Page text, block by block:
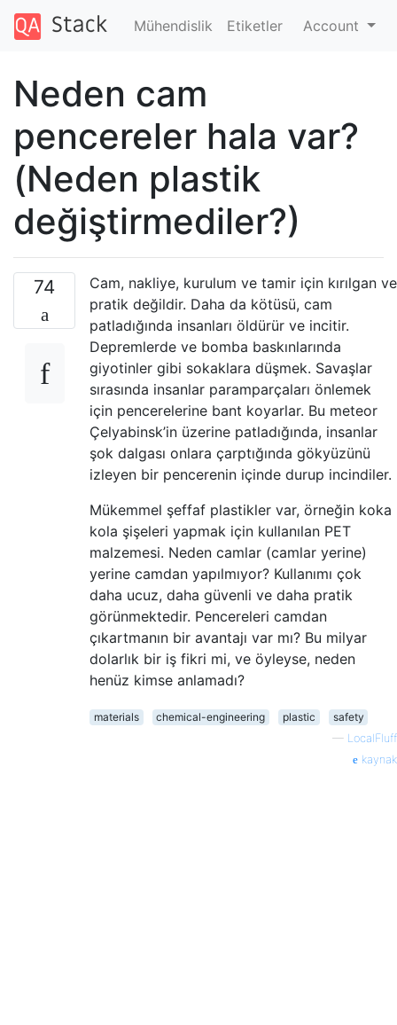
Mühendislik Etiketler Account
Neden cam
pencereler hala var?
(Neden plastik
değiştirmediler?)
74
Cam, nakliye, kurulum ve tamir için kırılgan ve
pratik değildir. Daha da kötüsü, cam
patladığında insanları öldürür ve incitir.
Depremlerde ve bomba baskınlarında
giyotinler gibi sokaklara düşmek. Savaşlar
sırasında insanlar paramparçaları önlemek
için pencerelerine bant koyarlar. Bu meteor
Çelyabinsk’in üzerine patladığında, insanlar
şok dalgası onlara çarptığında gökyüzünü
izleyen bir pencerenin içinde durup incindiler.
Mükemmel şeffaf plastikler var, örneğin koka
kola şişeleri yapmak için kullanılan PET
malzemesi. Neden camlar (camlar yerine)
yerine camdan yapılmıyor? Kullanımı çok
daha ucuz, daha güvenli ve daha pratik
görünmektedir. Pencereleri camdan
çıkartmanın bir avantajı var mı? Bu milyar
dolarlık bir iş fikri mi, ve öyleyse, neden
henüz kimse anlamadı?
materials chemical-engineering plastic
safety
— LocalFluff
kaynak